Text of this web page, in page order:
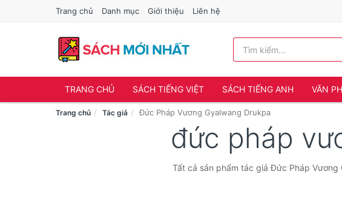
Trang chủ Danh mục Giới thiệu Liên hệ
TRANG CHỦ SÁCH TIẾNG VIỆT SÁCH TIẾNG ANH VĂN
Trang chủ Tác giả Đức Pháp Vương Gyalwang Drukpa
đức pháp
Tất cả sản phẩm tác giả Đức Pháp